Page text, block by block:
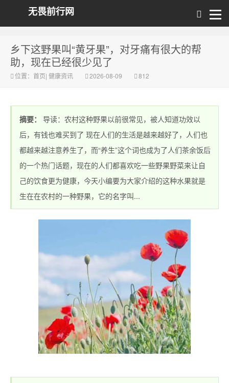
无畏前行网
乡下这野果叫“黄牙果”，对牙痛有很大的帮
助，现在已经很少见了
位置： 首页| 健康资讯 2026-08-09 812
摘要：
导读：农村这种野果以前很常见，被人知道功效以
后，有钱也难买到了 现在人们的生活是越来越好了，人们也
都越来越注意养生了，而“养生”这个词也成为了人们茶余饭后
的一个热门话题，现在的人们都喜欢吃一些野果野菜来让自
己的饮食更为健康，今天小编要为大家介绍的这种水果就是
生在在农村的一种野果，它的名字叫...